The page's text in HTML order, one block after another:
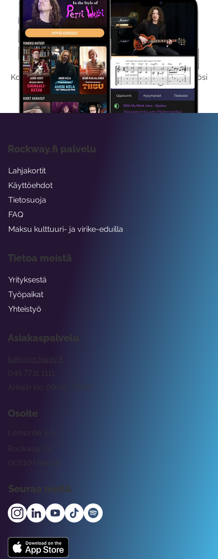
Kokeile Ilmaiseksi
Kokeilemalla ilmaiseksi saat koko sisältömme käyttöösi
viikon ajaksi.
Asiakaspalvelu
tuki@rockway.fi
Arkisin klo 09:00 -15:00
045 7731 1111
Osoite
Rockway Oy
Lemuntie 3-5
00510 Helsinki
Seuraa meitä
Rockway.fi palvelu
Lahjakortit
Käyttöehdot
Tietosuoja
FAQ
Maksu kulttuuri- ja virike-eduilla
Tietoa meistä
Yrityksestä
Työpaikat
Yhteistyö